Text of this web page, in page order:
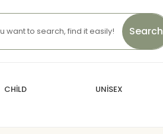
Search
CHİLD UNİSEX